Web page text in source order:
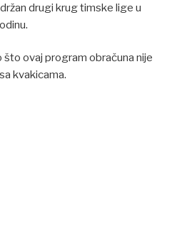
drugi krug timske lige u
što ovaj program obračuna nije
kvakicama.